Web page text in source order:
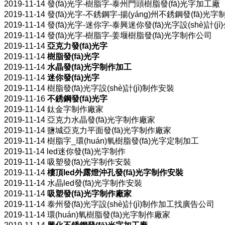
2019-11-14 發(fā)光字-樹脂字-泰州門頭樹脂發(fā)光字加工廠
2019-11-14 發(fā)光字-不銹鋼字-揚(yáng)州不銹鋼發(fā)光字
2019-11-14 發(fā)光字-迷你字-泰興迷你發(fā)光字設(shè)計(jì)
2019-11-14 發(fā)光字-樹脂字-姜堰樹脂發(fā)光字制作公司
2019-11-14 亞克力發(fā)光字
2019-11-14 樹脂發(fā)光字
2019-11-14 水晶發(fā)光字制作加工
2019-11-14 迷你發(fā)光字
2019-11-14 樹脂發(fā)光字設(shè)計(jì)制作安裝
2019-11-16 不銹鋼發(fā)光字
2019-11-14 鈦金字制作廠家
2019-11-14 亞克力水晶發(fā)光字制作廠家
2019-11-14 鹽城亞克力平面發(fā)光字制作廠家
2019-11-14 樹脂字_環(huán)氧樹脂發(fā)光字定制加工
2019-11-14 led迷你發(fā)光字制作
2019-11-14 吸塑發(fā)光字制作安裝
2019-11-14 樓頂led外露燈沖孔發(fā)光字制作安裝
2019-11-14 水晶led發(fā)光字制作安裝
2019-11-14 吸塑發(fā)光字制作廠家
2019-11-14 泰州發(fā)光字設(shè)計(jì)制作加工找廣告公司
2019-11-14 環(huán)氧樹脂發(fā)光字制作廠家